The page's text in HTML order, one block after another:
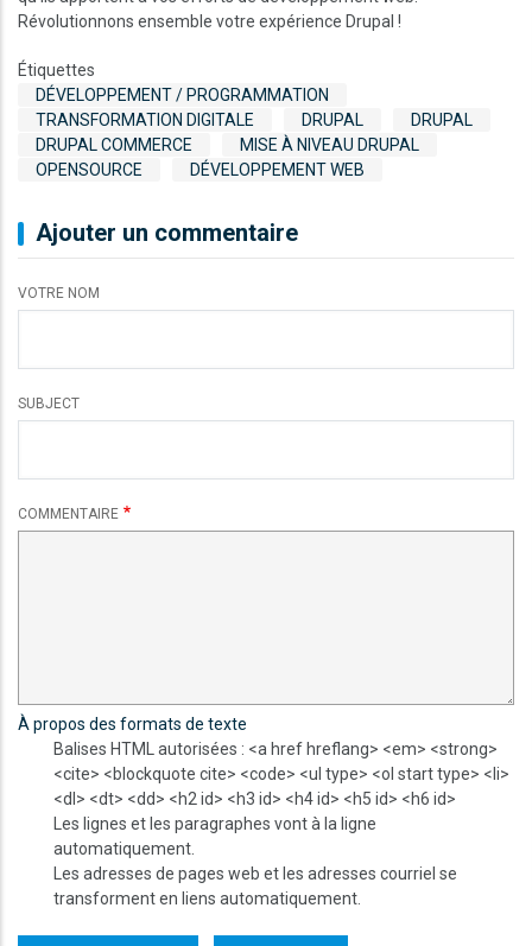
Révolutionnons ensemble votre expérience Drupal !
Étiquettes
DÉVELOPPEMENT / PROGRAMMATION
TRANSFORMATION DIGITALE
DRUPAL
DRUPAL
DRUPAL COMMERCE
MISE À NIVEAU DRUPAL
OPENSOURCE
DÉVELOPPEMENT WEB
Ajouter un commentaire
VOTRE NOM
SUBJECT
COMMENTAIRE
À propos des formats de texte
Balises HTML autorisées : <a href hreflang> <em> <strong>
<cite> <blockquote cite> <code> <ul type> <ol start type> <li>
<dl> <dt> <dd> <h2 id> <h3 id> <h4 id> <h5 id> <h6 id>
Les lignes et les paragraphes vont à la ligne
automatiquement.
Les adresses de pages web et les adresses courriel se
transforment en liens automatiquement.